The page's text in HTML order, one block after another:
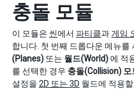
충돌 모듈
이 모듈은 씬에서 파티클과 게임
합니다. 첫 번째 드롭다운 메뉴를
(Planes) 또는 월드(World)에 적
를 선택한 경우 충돌(Collision) 모
설정을 2D 또는 3D 월드에 적용